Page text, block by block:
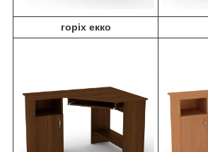
горіх екко